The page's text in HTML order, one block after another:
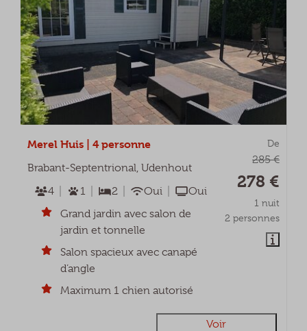
De
285 €
278 €
1 nuit
2 personnes
Merel Huis | 4 personne
Brabant-Septentrional, Udenhout
4
1 2 Oui
Oui
Grand jardin avec salon de
jardin et tonnelle
Salon spacieux avec canapé
d’angle
Maximum 1 chien autorisé
Voir